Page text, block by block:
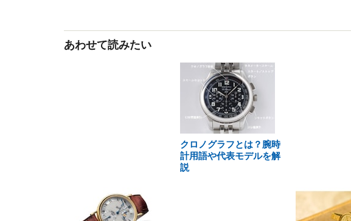
あわせて読みたい
クロノグラフとは？腕時
計用語や代表モデルを解
説